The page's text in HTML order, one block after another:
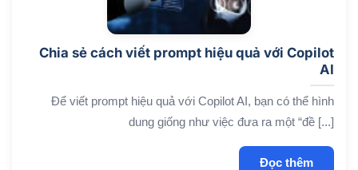
Chia sẻ cách viết prompt hiệu quả với Copilot
AI
Để viết prompt hiệu quả với Copilot AI, bạn có thể hình
dung giống như việc đưa ra một “đề [...]
Đọc thêm